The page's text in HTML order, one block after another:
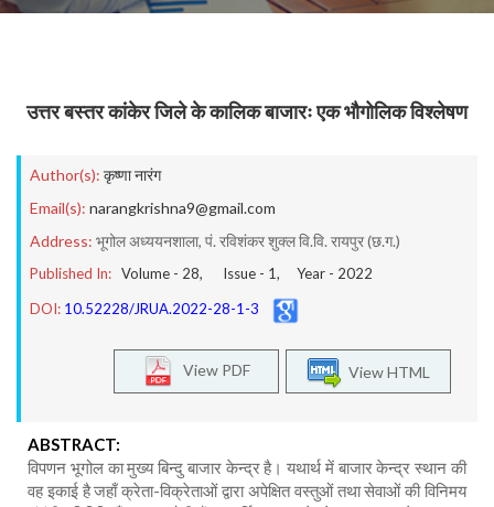
उत्तर बस्तर कांकेर जिले के कालिक बाजारः एक भौगोलिक विश्लेषण
Author(s): कृष्णा नारंग
Email(s): narangkrishna9@gmail.com
Address: भूगोल अध्ययनशाला, पं. रविशंकर शुक्ल वि.वि. रायपुर (छ.ग.)
Published In: Volume - 28, Issue - 1, Year - 2022
DOI: 10.52228/JRUA.2022-28-1-3
View HTML
View PDF
ABSTRACT:
विपणन भूगोल का मुख्य बिन्दु बाजार केन्द्र है। यथार्थ में बाजार केन्द्र स्थान की
वह इकाई है जहाँ क्रेता-विक्रेताओं द्वारा अपेक्षित वस्तुओं तथा सेवाओं की विनिमय